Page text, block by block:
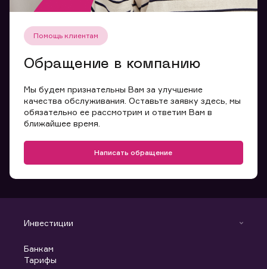
Помощь клиентам
Обращение в компанию
Мы будем признательны Вам за улучшение
качества обслуживания. Оставьте заявку здесь, мы
обязательно ее рассмотрим и ответим Вам в
ближайшее время.
Написать обращение
Инвестиции
С чего начать
Аналитика
Банкам
Тарифы